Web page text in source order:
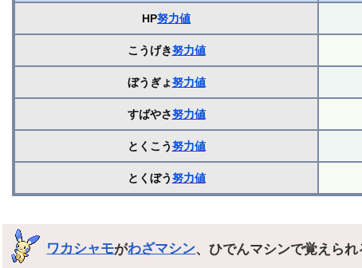
HP努力値
こうげき努力値
ぼうぎょ努力値
すばやさ努力値
とくこう努力値
とくぼう努力値
ワカシャモがわざマシン、ひでんマシンで覚えら